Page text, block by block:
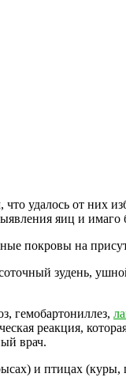
удалось от них
яиц и имаго
покровы на
зудень,
гемобартониллез,
реакция,
врач.
и птицах (куры,